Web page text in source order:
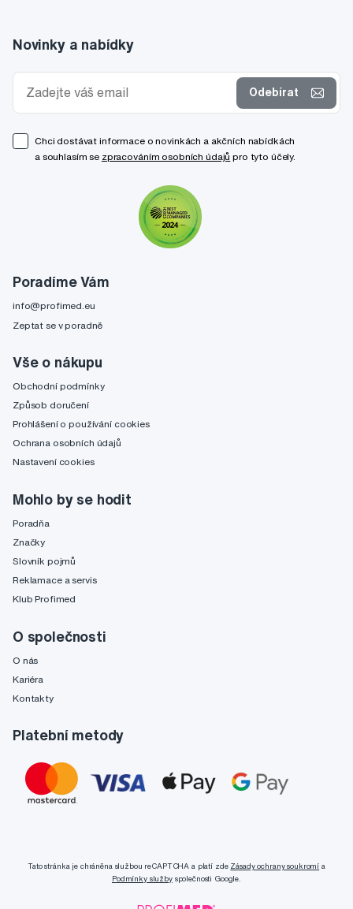
Poradíme Vám
info@profimed.eu
Zeptat se v poradně
Vše o nákupu
Obchodní podmínky
Způsob doručení
Prohlášení o používání cookies
Ochrana osobních údajů
Nastavení cookies
Mohlo by se hodit
Poradňa
Značky
Slovník pojmů
Reklamace a servis
Klub Profimed
O společnosti
O nás
Kariéra
Kontakty
Platební metody
Novinky a nabídky
Odebírat
Chci dostávat informace o novinkách a akčních nabídkách
a souhlasím se zpracováním osobních údajů pro tyto účely.
Tato stránka je chráněna službou reCAPTCHA a platí zde Zásady ochrany soukromí a
Podmínky službyspolečnosti Google.